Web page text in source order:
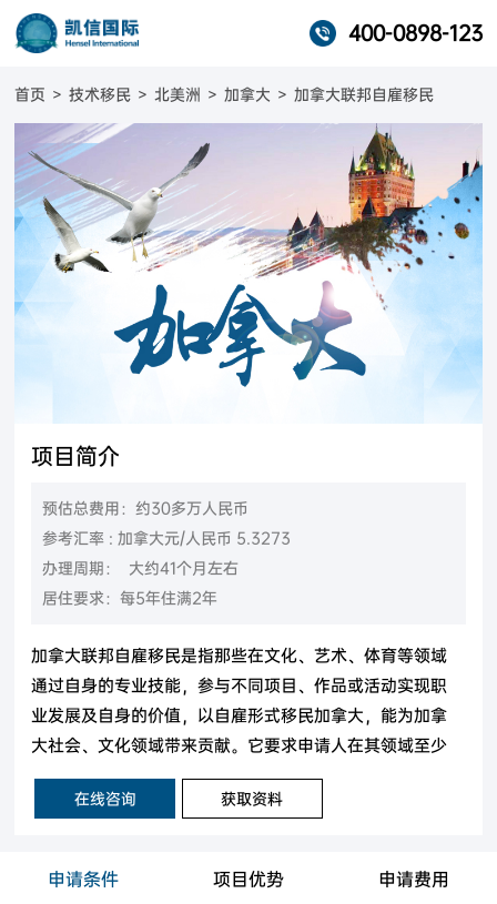
400-0898-123
首页 > 技术移民 > 北美洲 > 加拿大 > 加拿大联邦自雇移民
项目简介
预估总费用：约30多万人民币
参考汇率 : 加拿大元/人民币 5.3273
办理周期： 大约41个月左右
居住要求：每5年住满2年
加拿大联邦自雇移民是指那些在文化、艺术、体育等领域
通过自身的专业技能，参与不同项目、作品或活动实现职
业发展及自身的价值，以自雇形式移民加拿大，能为加拿
大社会、文化领域带来贡献。它要求申请人在其领域至少
有两年以上的自雇经验。
在线咨询 获取资料
申请条件 项目优势 申请费用